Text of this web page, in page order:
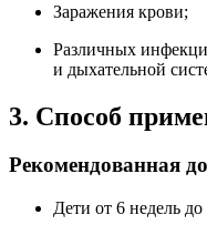
Заражения крови;
Различных
и дыхательной
3. Способ
Рекомендованная
Дети от 6 недель